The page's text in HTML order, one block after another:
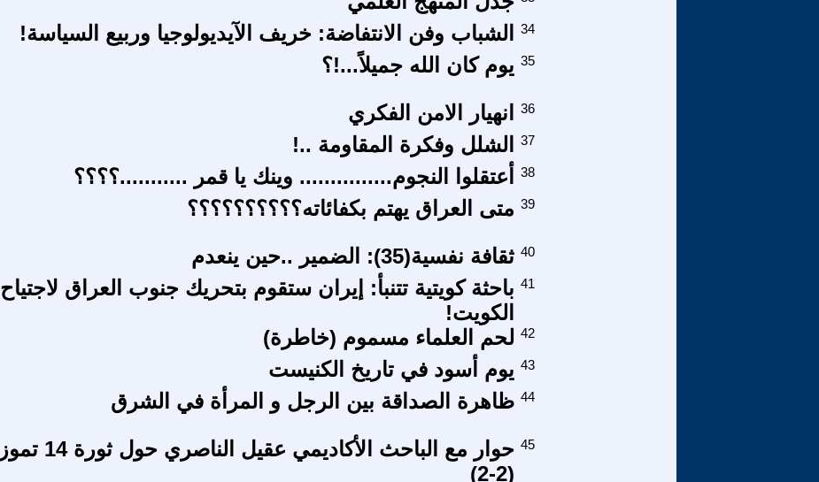
الشباب وفن الانتفاضة: خريف الآيديولوجيا وربيع السياسة! 34
يوم كان الله جميلاً...!؟ 35
انهيار الامن الفكري 36
الشلل وفكرة المقاومة ..! 37
أعتقلوا النجوم............... وينك يا قمر ...........؟؟؟؟ 38
متى العراق يهتم بكفائاته؟؟؟؟؟؟؟؟؟؟ 39
ثقافة نفسية(35): الضمير ..حين ينعدم 40
باحثة كويتية تتنبأ: إيران ستقوم بتحريك جنوب العراق لاجتياح
الكويت!
41
لحم العلماء مسموم (خاطرة) 42
يوم أسود في تاريخ الكنيست 43
ظاهرة الصداقة بين الرجل و المرأة في الشرق 44
حوار مع الباحث الأكاديمي عقيل الناصري حول ثورة 14 تموز
(2-2)
45